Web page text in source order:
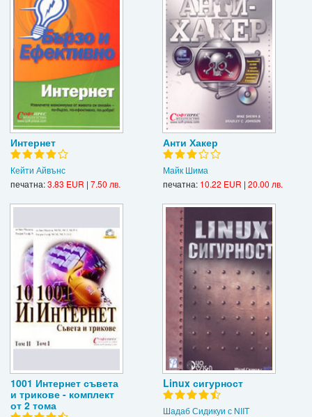
Интернет
Кейти Айвънс
печатна:3.83 EUR | 7.50 лв.
Анти Хакер
Майк Шима
печатна: 10.22 EUR | 20.00 лв.
1001 Интернет съвета
и трикове - комплект
от 2 тома
Linux сигурност
Шадаб Сидикуи с NIIT